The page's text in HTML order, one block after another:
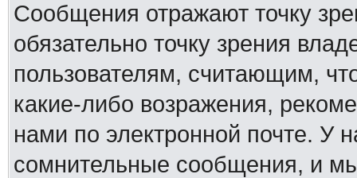
Сообщения отражают точку
обязательно точку зрения
пользователям, считающим,
какие-либо возражения,
нами по электронной почте. У
сомнительные сообщения, и